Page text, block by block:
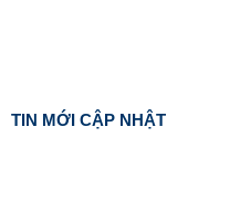
TIN MỚI CẬP NHẬT